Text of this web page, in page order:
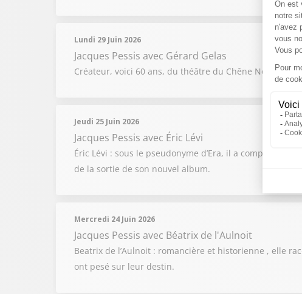
Lundi 29 Juin 2026
Jacques Pessis avec Gérard Gelas
Créateur, voici 60 ans, du théâtre du Chêne Noir à
Jeudi 25 Juin 2026
Jacques Pessis avec Éric Lévi
Éric Lévi : sous le pseudonyme d’Era, il a composé «
de la sortie de son nouvel album.
Mercredi 24 Juin 2026
Jacques Pessis avec Béatrix de l'Aulnoit
Beatrix de l’Aulnoit : romancière et historienne , elle
ont pesé sur leur destin.